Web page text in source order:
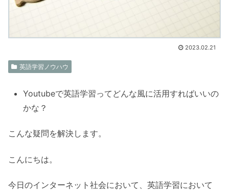
2023.02.21
英語学習ノウハウ
Youtubeで英語学習ってどんな風に活用すればいいの
かな？
こんな疑問を解決します。
こんにちは。
今日のインターネット社会において、英語学習において